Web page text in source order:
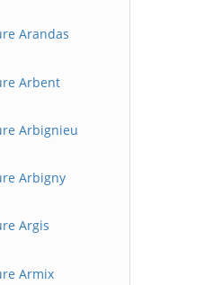
Arandas
Arbent
Arbignieu
Arbigny
Argis
Armix